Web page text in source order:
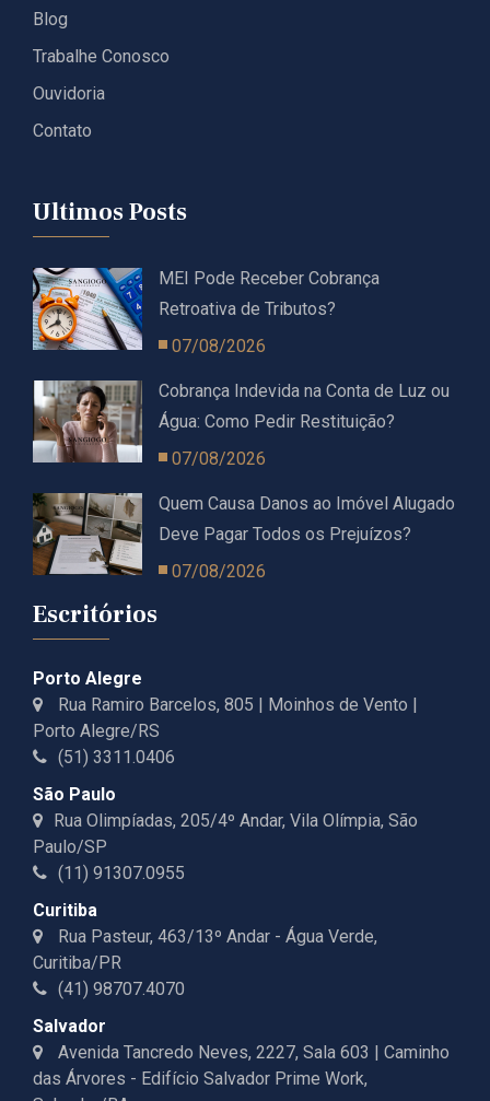
Blog
Trabalhe Conosco
Ouvidoria
Contato
Ultimos Posts
MEI Pode Receber Cobrança
Retroativa de Tributos?
07/08/2026
Cobrança Indevida na Conta de Luz ou
Água: Como Pedir Restituição?
07/08/2026
Quem Causa Danos ao Imóvel Alugado
Deve Pagar Todos os Prejuízos?
07/08/2026
Escritórios
Porto Alegre
Rua Ramiro Barcelos, 805 | Moinhos de Vento |
Porto Alegre/RS
(51) 3311.0406
São Paulo
Rua Olimpíadas, 205/4º Andar, Vila Olímpia, São
Paulo/SP
(11) 91307.0955
Curitiba
Rua Pasteur, 463/13º Andar - Água Verde,
Curitiba/PR
(41) 98707.4070
Salvador
Avenida Tancredo Neves, 2227, Sala 603 | Caminho
das Árvores - Edifício Salvador Prime Work,